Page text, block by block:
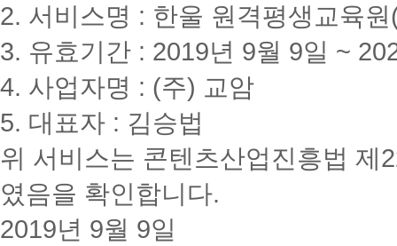
2. 서비스명 : 한울 원격평생교육
3. 유효기간 : 2019년 9월 9일 ~
4. 사업자명 : (주) 교암
5. 대표자 : 김승법
위 서비스는 콘텐츠산업진흥법 제
였음을 확인합니다.
2019년 9월 9일